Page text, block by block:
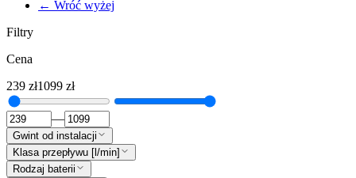
← Wróć wyżej
Filtry
Cena
239 zł1099 zł
—
Gwint od instalacji
Klasa przepływu [l/min]
Rodzaj baterii